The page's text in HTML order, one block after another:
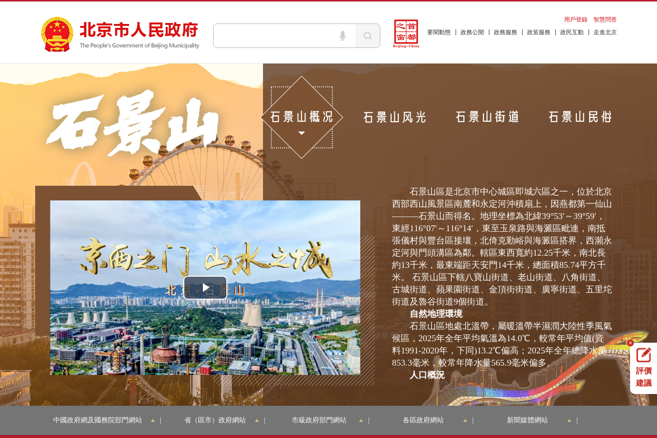
要聞動態 政務公開 政務服務 政策服務 政民互動 走進北京
用戶登錄 智慧問答
播
放
視
頻
石景山區是北京市中心城區即城六區之一，位於北京
西部西山風景區南麓和永定河沖積扇上，因燕都第一仙山
———石景山而得名。地理坐標為北緯39°53′～39°59′，
東經116°07′～116°14′，東至玉泉路與海澱區毗連，南抵
張儀村與豐台區接壤，北倚克勤峪與海澱區搭界，西瀕永
定河與門頭溝區為鄰。轄區東西寬約12.25千米，南北長
約13千米，最東端距天安門14千米，總面積85.74平方千
米。 石景山區下轄八寶山街道、老山街道、八角街道、
古城街道、蘋果園街道、金頂街街道、廣寧街道、五里坨
街道及魯谷街道9個街道。
自然地理環境
石景山區地處北溫帶，屬暖溫帶半濕潤大陸性季風氣
候區，2025年全年平均氣溫為14.0℃，較常年平均值(資
料1991-2020年，下同)13.2℃偏高；2025年全年總降水量
853.3毫米，較常年降水量565.9毫米偏多。
人口概況
石景山區是北京市繼東城、西城之後第三個沒有農業
戶籍人口的城區，下轄八寶山街道、老山街道、八角街
里坨街道及魯谷街道等9個街道。全區有46個民族。2025
年全區常住人口56.0萬人。
評價
建議
中國政府網及國務院部門網站 省（區市）政府網站 市級政府部門網站 各區政府網站 新聞媒體網站